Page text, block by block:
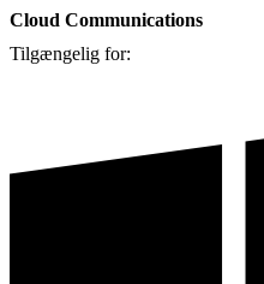
Cloud Communications
Tilgængelig for: